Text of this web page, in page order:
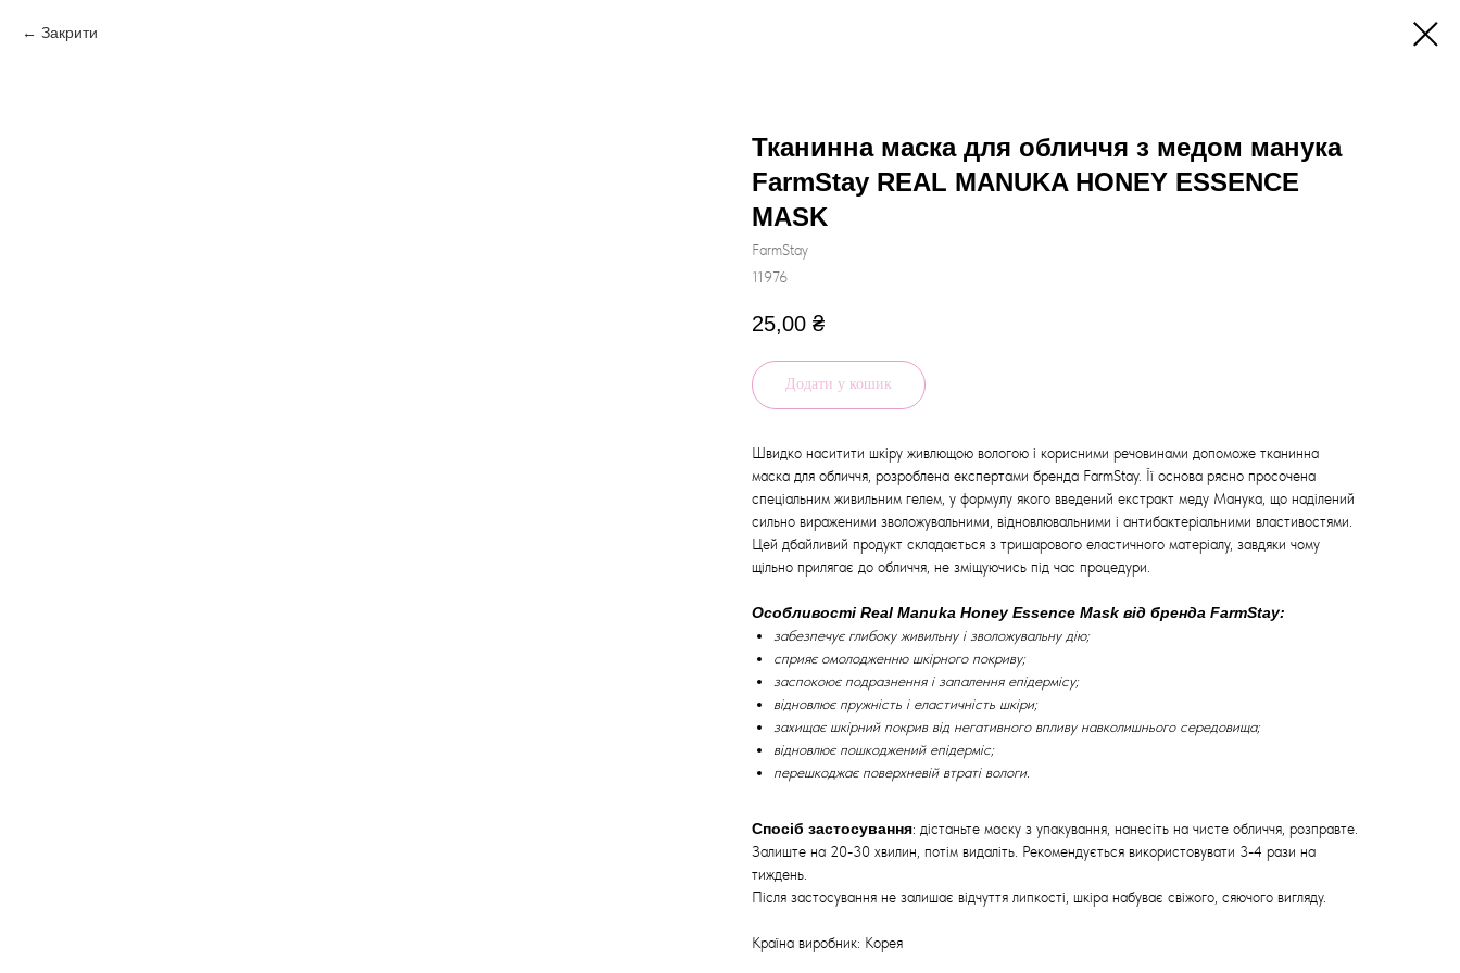
Закрити
Тканинна маска для обличчя з медом манука
FarmStay REAL MANUKA HONEY ESSENCE
MASK
FarmStay
11976
25,00 ₴
Додати у кошик
Швидко наситити шкіру живлющою вологою і корисними речовинами допоможе тканинна
маска для обличчя, розроблена експертами бренда FarmStay. Її основа рясно просочена
спеціальним живильним гелем, у формулу якого введений екстракт меду Манука, що наділений
сильно вираженими зволожувальними, відновлювальними і антибактеріальними властивостями.
Цей дбайливий продукт складається з тришарового еластичного матеріалу, завдяки чому
щільно прилягає до обличчя, не зміщуючись під час процедури.
Особливості Real Manuka Honey Essence Mask від бренда FarmStay:
забезпечує глибоку живильну і зволожувальну дію;
сприяє омолодженню шкірного покриву;
заспокоює подразнення і запалення епідермісу;
відновлює пружність і еластичність шкіри;
захищає шкірний покрив від негативного впливу навколишнього середовища;
відновлює пошкоджений епідерміс;
перешкоджає поверхневій втраті вологи.
Спосіб застосування: дістаньте маску з упакування, нанесіть на чисте обличчя, розправте.
Залиште на 20-30 хвилин, потім видаліть. Рекомендується використовувати 3-4 рази на
тиждень.
Після застосування не залишає відчуття липкості, шкіра набуває свіжого, сяючого вигляду.
Країна виробник: Корея